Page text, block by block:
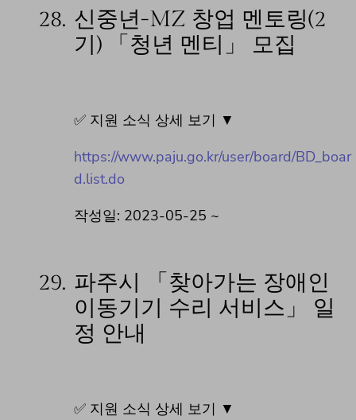
28. 신중년-MZ 창업 멘토링(2
기) 「청년 멘티」 모집
✅ 지원 소식 상세 보기 ▼
https://www.paju.go.kr/user/board/BD_boar
d.list.do
작성일: 2023-05-25 ~
29. 파주시 「찾아가는 장애인
이동기기 수리 서비스」 일
정 안내
✅ 지원 소식 상세 보기 ▼